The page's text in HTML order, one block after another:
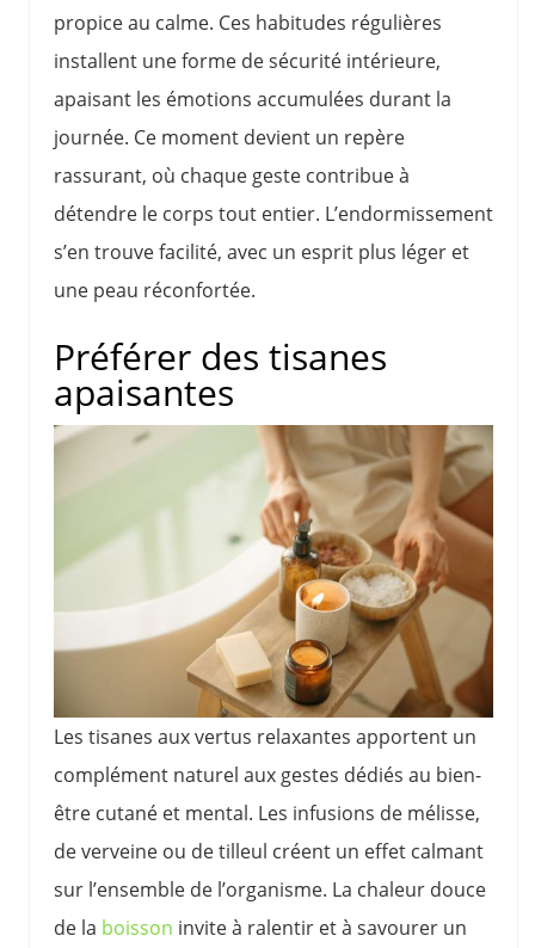
propice au calme. Ces habitudes régulières
installent une forme de sécurité intérieure,
apaisant les émotions accumulées durant la
journée. Ce moment devient un repère
rassurant, où chaque geste contribue à
détendre le corps tout entier. L’endormissement
s’en trouve facilité, avec un esprit plus léger et
une peau réconfortée.
Préférer des tisanes
apaisantes
Les tisanes aux vertus relaxantes apportent un
complément naturel aux gestes dédiés au bien-
être cutané et mental. Les infusions de mélisse,
de verveine ou de tilleul créent un effet calmant
sur l’ensemble de l’organisme. La chaleur douce
de la boisson invite à ralentir et à savourer un